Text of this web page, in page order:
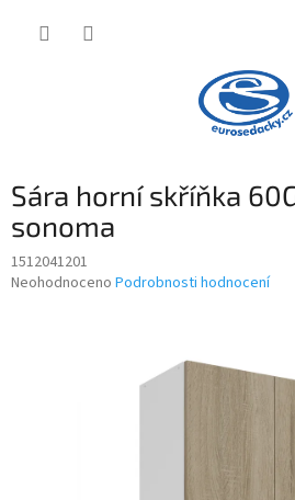
Sára horní skříňka
sonoma
1512041201
Průměrné
Neohodnoceno Podrobnosti hodnocení